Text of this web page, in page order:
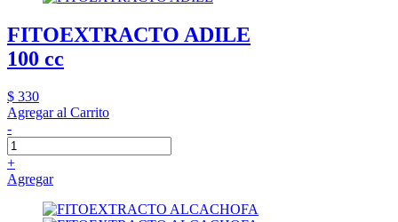
FITOEXTRACTO ADILE
100 cc
$ 330
Agregar al Carrito
-
+
Agregar